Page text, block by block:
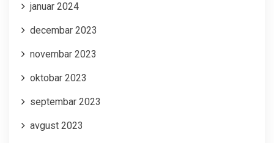
januar 2024
decembar 2023
novembar 2023
oktobar 2023
septembar 2023
avgust 2023